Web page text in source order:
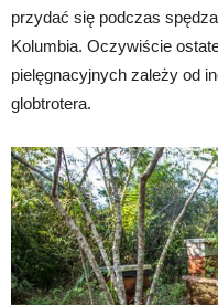
przydać się podczas
Kolumbia. Oczywiście
pielęgnacyjnych zależy od
globtrotera.